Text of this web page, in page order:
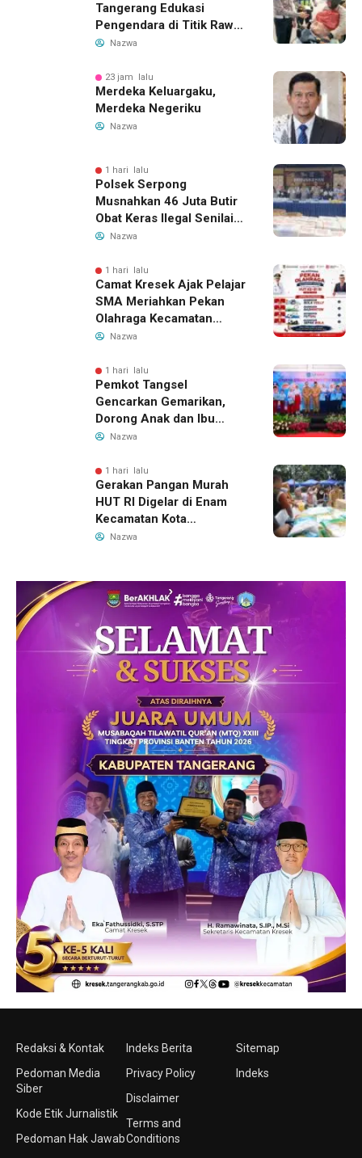
Tangerang Edukasi
Pengendara di Titik Rawan
Kecelakaan Lewat
Nazwa
23 jam lalu
Merdeka Keluargaku,
Merdeka Negeriku
Nazwa
1 hari lalu
Polsek Serpong
Musnahkan 46 Juta Butir
Obat Keras Ilegal Senilai
Rp230 Miliar
Nazwa
1 hari lalu
Camat Kresek Ajak Pelajar
SMA Meriahkan Pekan
Olahraga Kecamatan
Kresek 2026
Nazwa
1 hari lalu
Pemkot Tangsel
Gencarkan Gemarikan,
Dorong Anak dan Ibu
Hamil Penuhi Protein
Nazwa
1 hari lalu
Gerakan Pangan Murah
HUT RI Digelar di Enam
Kecamatan Kota
Tangerang, Catat
Nazwa
Redaksi & Kontak
Pedoman Media
Siber
Kode Etik Jurnalistik
Pedoman Hak Jawab
Indeks Berita
Privacy Policy
Disclaimer
Terms and
Conditions
Sitemap
Indeks